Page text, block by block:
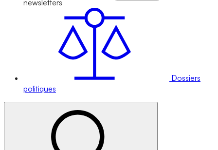
newsletters
Dossiers
politiques